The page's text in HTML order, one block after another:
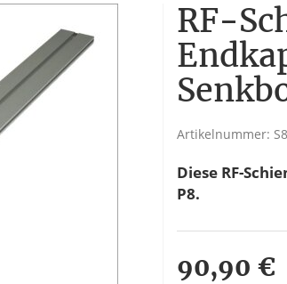
RF-
Artikelnummer:
Diese RF-
P8.
90,90 €